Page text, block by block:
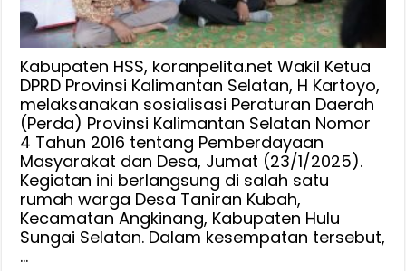
Ekonomi
Desa
Taniran
Kubah
Kabupaten HSS, koranpelita.net Wakil Ketua
DPRD Provinsi Kalimantan Selatan, H Kartoyo,
melaksanakan sosialisasi Peraturan Daerah
(Perda) Provinsi Kalimantan Selatan Nomor
4 Tahun 2016 tentang Pemberdayaan
Masyarakat dan Desa, Jumat (23/1/2025).
Kegiatan ini berlangsung di salah satu
rumah warga Desa Taniran Kubah,
Kecamatan Angkinang, Kabupaten Hulu
Sungai Selatan. Dalam kesempatan tersebut,
…